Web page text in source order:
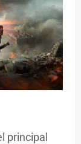
principal